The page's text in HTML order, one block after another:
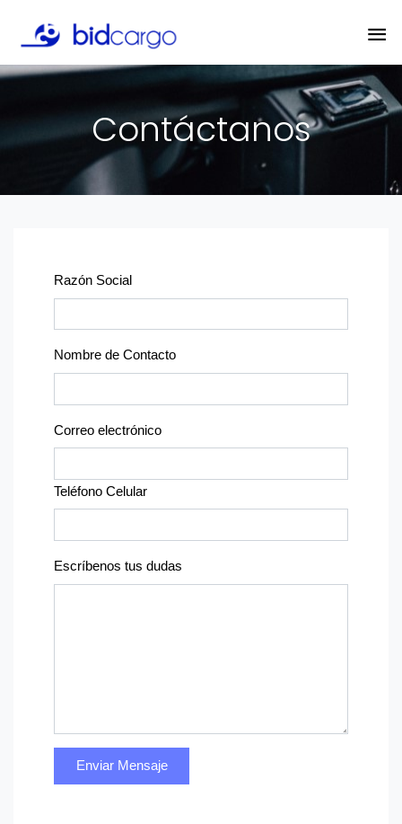
Contáctanos
Razón Social
Nombre de Contacto
Correo electrónico
Teléfono Celular
Escríbenos tus dudas